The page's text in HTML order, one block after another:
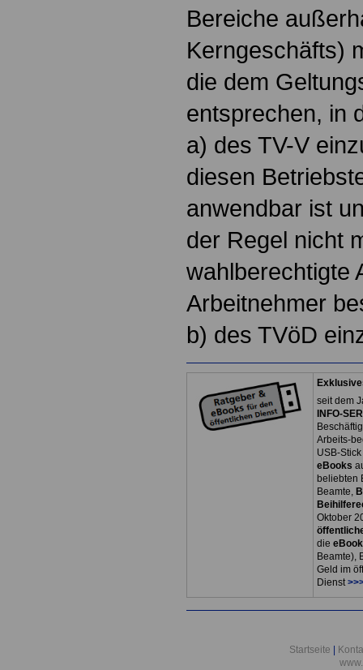
Bereiche
Kerngeschäfts)
die dem
entsprechen, in
a) des TV-V
diesen
anwendbar ist
der Regel nicht
wahlberechtigte
Arbeitnehmer
b) des TVöD
seit dem
INFO-
Arbeits-
USB-
eBooks
beliebten
Beamte,
Oktober
die
Beamte),
Geld im
Dienst
Startseite